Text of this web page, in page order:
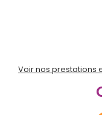
Voir nos prestations